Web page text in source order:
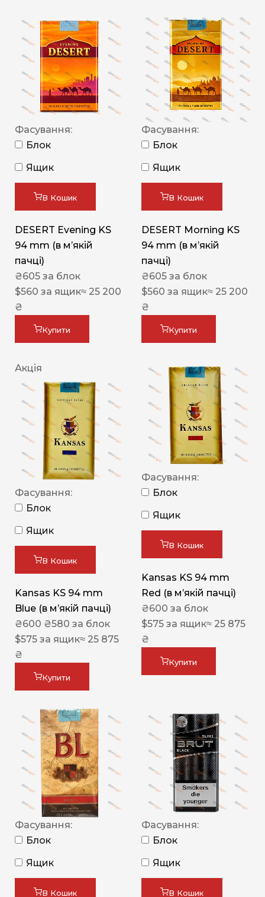
Фасування:
Блок
Ящик
В Кошик
DESERT Evening KS
94 mm (в мʼякій
пачці)
₴605 за блок
$560 за ящик≈ 25 200
₴
Купити
Фасування:
Блок
Ящик
В Кошик
DESERT Morning KS
94 mm (в мʼякій
пачці)
₴605 за блок
$560 за ящик≈ 25 200
₴
Купити
Акція
Фасування:
Блок
Ящик
В Кошик
Kansas KS 94 mm
Blue (в мʼякій пачці)
₴600 ₴580 за блок
$575 за ящик≈ 25 875
₴
Купити
Фасування:
Блок
Ящик
В Кошик
Kansas KS 94 mm
Red (в мʼякій пачці)
₴600 за блок
$575 за ящик≈ 25 875
₴
Купити
Фасування:
Блок
Ящик
В Кошик
Фасування:
Блок
Ящик
В Кошик